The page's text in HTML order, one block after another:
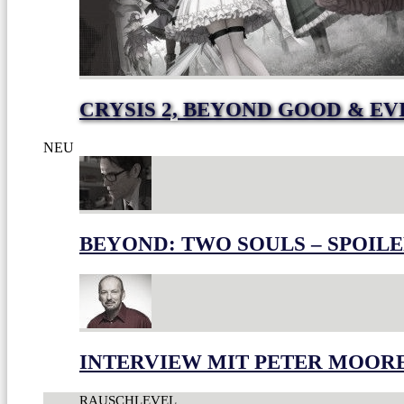
CRYSIS 2, BEYOND GOOD &
NEU
BEYOND: TWO SOULS –
INTERVIEW MIT PETER
RAUSCHLEVEL